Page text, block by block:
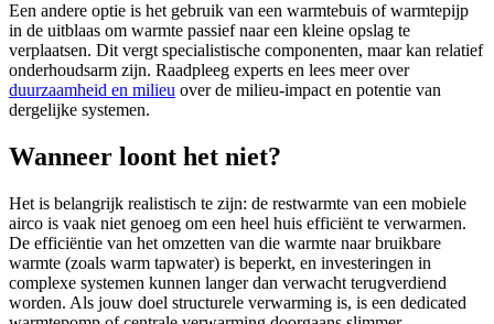
Een andere optie is het gebruik van een warmtebuis of warmtepijp
in de uitblaas om warmte passief naar een kleine opslag te
verplaatsen. Dit vergt specialistische componenten, maar kan relatief
onderhoudsarm zijn. Raadpleeg experts en lees meer over
duurzaamheid en milieu over de milieu-impact en potentie van
dergelijke systemen.
Wanneer loont het niet?
Het is belangrijk realistisch te zijn: de restwarmte van een mobiele
airco is vaak niet genoeg om een heel huis efficiënt te verwarmen.
De efficiëntie van het omzetten van die warmte naar bruikbare
warmte (zoals warm tapwater) is beperkt, en investeringen in
complexe systemen kunnen langer dan verwacht terugverdiend
worden. Als jouw doel structurele verwarming is, is een dedicated